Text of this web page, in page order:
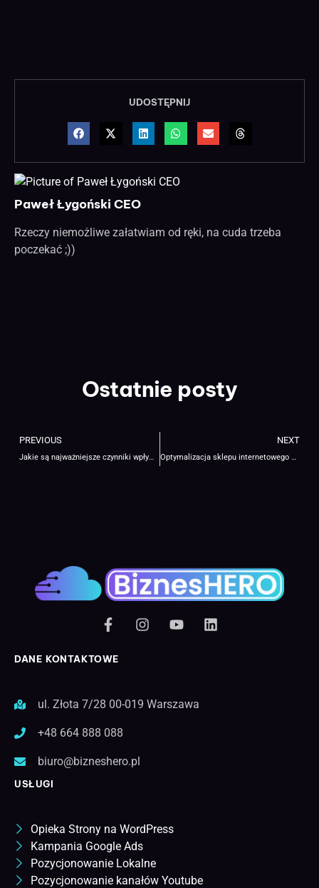
UDOSTĘPNIJ
Paweł Łygoński CEO
Rzeczy niemożliwe załatwiam od ręki, na cuda trzeba
poczekać ;))
Ostatnie posty
PREVIOUS
Jakie są najważniejsze czynniki wpływające na pozycjonowanie treści?
NEXT
Optymalizacja sklepu internetowego – na czym polega i jak zwiększyć sprzedaż w 2025?
DANE KONTAKTOWE
ul. Złota 7/28 00-019 Warszawa
+48 664 888 088
biuro@bizneshero.pl
USŁUGI
Opieka Strony na WordPress
Kampania Google Ads
Pozycjonowanie Lokalne
Pozycjonowanie kanałów Youtube